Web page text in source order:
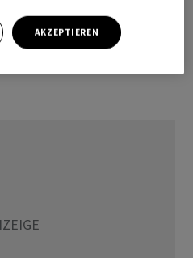
AKZEPTIEREN